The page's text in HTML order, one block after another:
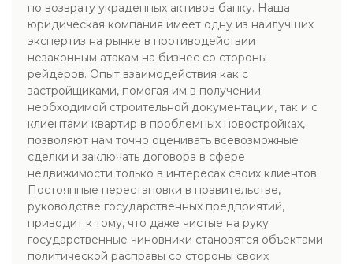
по возврату украденных активов банку. Наша
юридическая компания имеет одну из наилучших
экспертиз на рынке в противодействии
незаконным атакам на бизнес со стороны
рейдеров. Опыт взаимодействия как с
застройщиками, помогая им в получении
необходимой строительной документации, так и с
клиентами квартир в проблемных новостройках,
позволяют нам точно оценивать всевозможные
сделки и заключать договора в сфере
недвижимости только в интересах своих клиентов.
Постоянные перестановки в правительстве,
руководстве государственных предприятий,
приводит к тому, что даже чистые на руку
государственные чиновники становятся объектами
политической расправы со стороны своих